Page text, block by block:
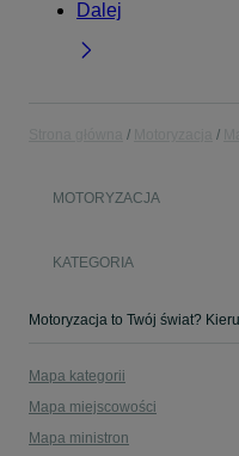
Dalej
MOTORYZACJA
KATEGORIA
Mapa kategorii
Mapa miejscowości
Mapa ministron